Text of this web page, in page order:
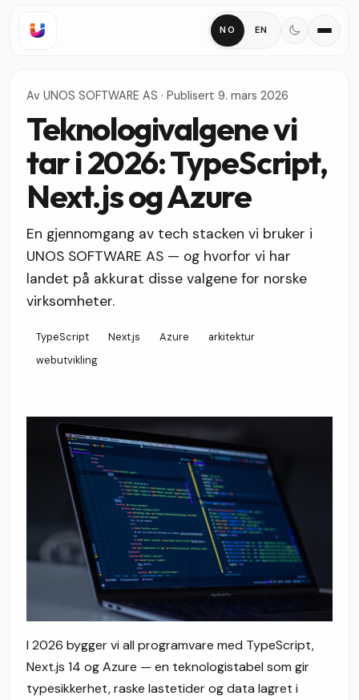
NO EN
Av UNOS SOFTWARE AS · Publisert 9. mars 2026
Teknologivalgene vi
tar i 2026: TypeScript,
Next.js og Azure
En gjennomgang av tech stacken vi bruker i
UNOS SOFTWARE AS — og hvorfor vi har
landet på akkurat disse valgene for norske
virksomheter.
TypeScript Next.js Azure
arkitektur
webutvikling
I 2026 bygger vi all programvare med TypeScript,
Next.js 14 og Azure — en teknologistabel som gir
typesikkerhet, raske lastetider og data lagret i